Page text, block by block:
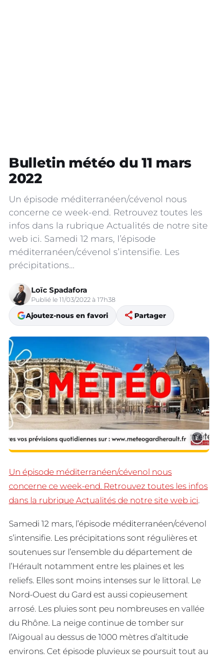
Bulletin météo du 11 mars
2022
Un épisode méditerranéen/cévenol nous
concerne ce week-end. Retrouvez toutes les
infos dans la rubrique Actualités de notre site
web ici. Samedi 12 mars, l’épisode
méditerranéen/cévenol s’intensifie. Les
précipitations…
Loïc Spadafora
Publié le 11/03/2022 à 17h38
Ajoutez-nous en favori share Partager
i
Un épisode méditerranéen/cévenol nous
concerne ce week-end. Retrouvez toutes les infos
dans la rubrique Actualités de notre site web ici.
Samedi 12 mars, l’épisode méditerranéen/cévenol
s’intensifie. Les précipitations sont régulières et
soutenues sur l’ensemble du département de
l’Hérault notamment entre les plaines et les
reliefs. Elles sont moins intenses sur le littoral. Le
Nord-Ouest du Gard est aussi copieusement
arrosé. Les pluies sont peu nombreuses en vallée
du Rhône. La neige continue de tomber sur
l’Aigoual au dessus de 1000 mètres d’altitude
environs. Cet épisode pluvieux se poursuit tout au